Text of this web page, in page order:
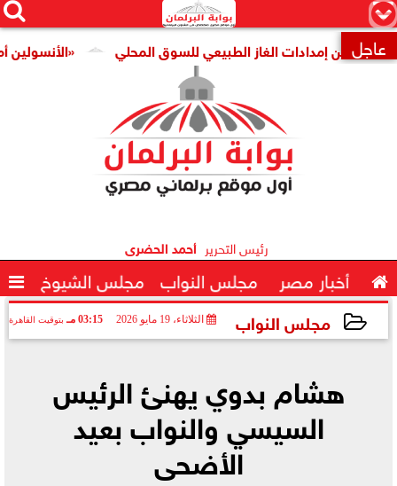
×


 عاجل «الأنسولين أمن إمدادات الغاز الطبيعي للسوق المحلي
رئيس التحرير أحمد الحضرى
 أخبار مصر مجلس النواب مجلس الشيوخ 
مجلس النواب الثلاثاء، 19 مايو 2026 03:15 مـ بتوقيت القاهرة
هشام بدوي يهنئ الرئيس
السيسي والنواب بعيد
الأضحى